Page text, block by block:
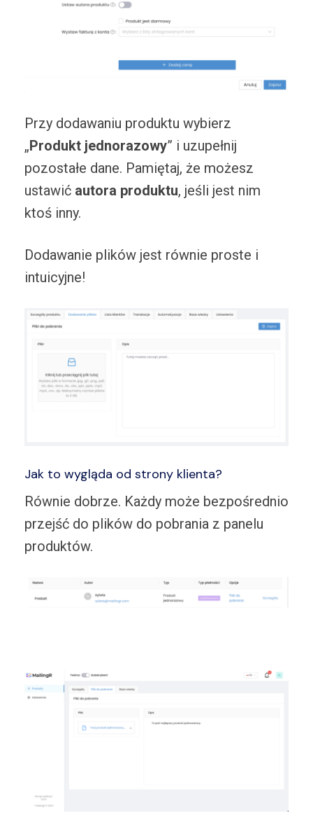
Przy dodawaniu produktu wybierz
„Produkt jednorazowy” i uzupełnij
pozostałe dane. Pamiętaj, że możesz
ustawić autora produktu, jeśli jest nim
ktoś inny.
Dodawanie plików jest równie proste i
intuicyjne!
Jak to wygląda od strony klienta?
Równie dobrze. Każdy może bezpośrednio
przejść do plików do pobrania z panelu
produktów.